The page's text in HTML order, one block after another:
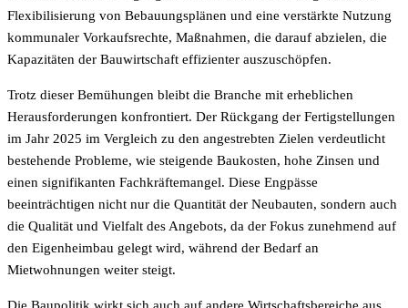
Flexibilisierung von Bebauungsplänen und eine verstärkte Nutzung
kommunaler Vorkaufsrechte, Maßnahmen, die darauf abzielen, die
Kapazitäten der Bauwirtschaft effizienter auszuschöpfen.
Trotz dieser Bemühungen bleibt die Branche mit erheblichen
Herausforderungen konfrontiert. Der Rückgang der Fertigstellungen
im Jahr 2025 im Vergleich zu den angestrebten Zielen verdeutlicht
bestehende Probleme, wie steigende Baukosten, hohe Zinsen und
einen signifikanten Fachkräftemangel. Diese Engpässe
beeinträchtigen nicht nur die Quantität der Neubauten, sondern auch
die Qualität und Vielfalt des Angebots, da der Fokus zunehmend auf
den Eigenheimbau gelegt wird, während der Bedarf an
Mietwohnungen weiter steigt.